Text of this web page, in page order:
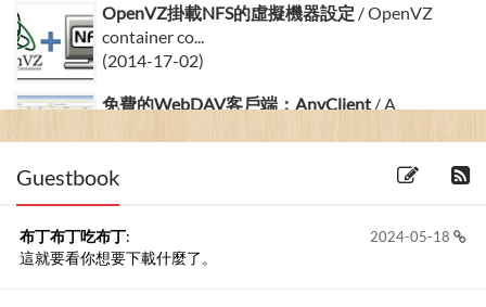
OpenVZ掛載NFS的虛擬機器設定 / OpenVZ
container co...
(2014-17-02)
免費的WebDAV客戶端：AnyClient / A
Guestbook
2024-05-18
布丁布丁吃布丁:
這就要看你想要下載什麼了。